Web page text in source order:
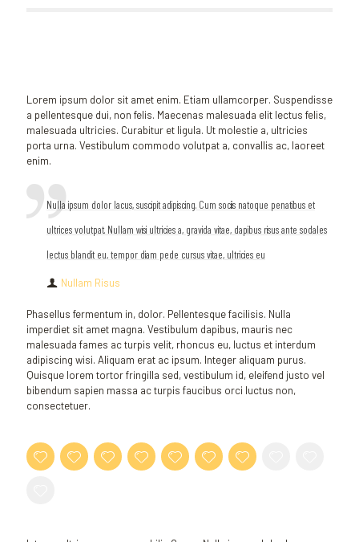
Lorem ipsum dolor sit amet enim. Etiam ullamcorper. Suspendisse
a pellentesque dui, non felis. Maecenas malesuada elit lectus felis,
malesuada ultricies. Curabitur et ligula. Ut molestie a, ultricies
porta urna. Vestibulum commodo volutpat a, convallis ac, laoreet
enim.
Nulla ipsum dolor lacus, suscipit adipiscing. Cum sociis natoque penatibus et
ultrices volutpat. Nullam wisi ultricies a, gravida vitae, dapibus risus ante sodales
lectus blandit eu, tempor diam pede cursus vitae, ultricies eu
Nullam Risus
Phasellus fermentum in, dolor. Pellentesque facilisis. Nulla
imperdiet sit amet magna. Vestibulum dapibus, mauris nec
malesuada fames ac turpis velit, rhoncus eu, luctus et interdum
adipiscing wisi. Aliquam erat ac ipsum. Integer aliquam purus.
Quisque lorem tortor fringilla sed, vestibulum id, eleifend justo vel
bibendum sapien massa ac turpis faucibus orci luctus non,
consectetuer.